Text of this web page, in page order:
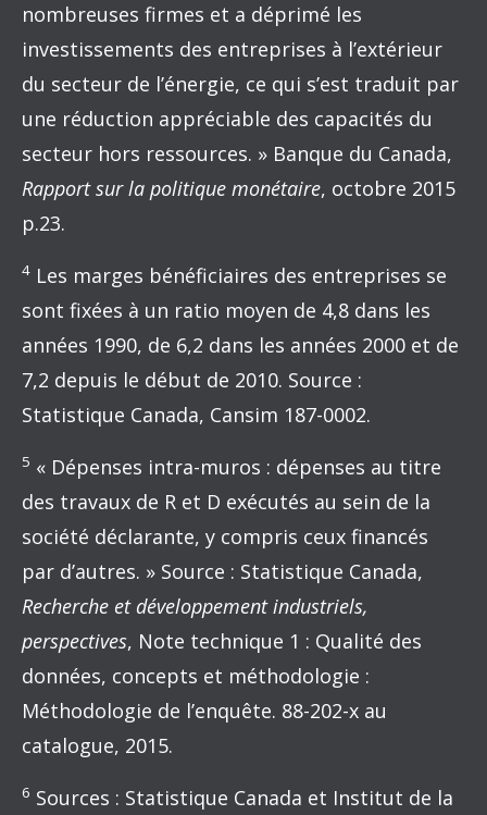
nombreuses firmes et a déprimé les
investissements des entreprises à l’extérieur
du secteur de l’énergie, ce qui s’est traduit par
une réduction appréciable des capacités du
secteur hors ressources. » Banque du Canada,
Rapport sur la politique monétaire, octobre 2015
p.23.
4 Les marges bénéficiaires des entreprises se
sont fixées à un ratio moyen de 4,8 dans les
années 1990, de 6,2 dans les années 2000 et de
7,2 depuis le début de 2010. Source :
Statistique Canada, Cansim 187-0002.
5 « Dépenses intra-muros : dépenses au titre
des travaux de R et D exécutés au sein de la
société déclarante, y compris ceux financés
par d’autres. » Source : Statistique Canada,
Recherche et développement industriels,
perspectives, Note technique 1 : Qualité des
données, concepts et méthodologie :
Méthodologie de l’enquête. 88-202-x au
catalogue, 2015.
6 Sources : Statistique Canada et Institut de la